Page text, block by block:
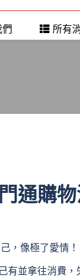
所有
通購
，像極了愛情！
有並拿往消費